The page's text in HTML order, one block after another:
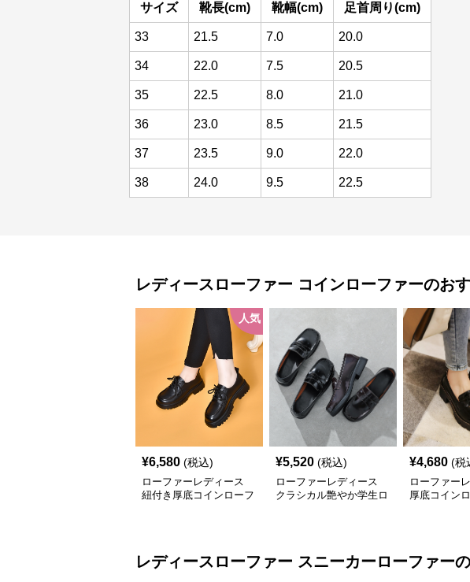
サイズ 靴長(cm) 靴幅(cm) 足首周り(cm)
33 21.5 7.0 20.0
34 22.0 7.5 20.5
35 22.5 8.0 21.0
36 23.0 8.5 21.5
37 23.5 9.0 22.0
38 24.0 9.5 22.5
レディースローファー コインローファーのお
人気
¥6,580 (税込)
ローファーレディース
紐付き厚底コインローフ
¥5,520 (税込)
ローファーレディース
クラシカル艶やか学生ロ
¥4,680 (税
ローファー
厚底コイン
レディースローファー スニーカーローファー